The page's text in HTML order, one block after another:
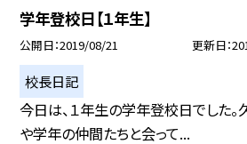
学年登校日【１年生】
公開日 2019/08/21 更新日
校長日記
今日は、１年生の学年登校日でした。
や学年の仲間たちと会って...